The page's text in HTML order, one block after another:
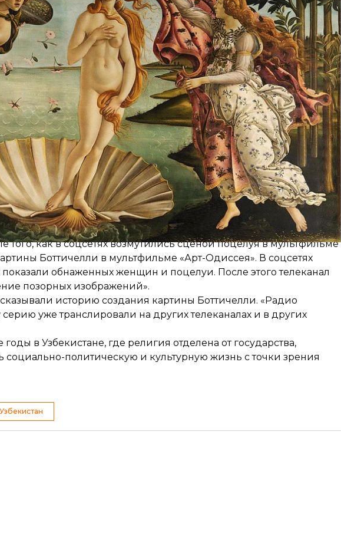
«Радио Свобода».
детей и подростков «Аклвой». Сотрудник рассказал, что
на двух других детских каналах Узбекистана.
вырезать сцены или размывать изображения, противоречащие
например, сцен с поцелуями.
того, как в соцсетях возмутились сценой поцелуя в мультфильме
Боттичелли в мультфильме «Арт-Одиссея». В соцсетях
обнаженных женщин и поцелуи. После этого телеканал
позорных изображений».
историю создания картины Боттичелли. «Радио
серию уже транслировали на других телеканалах и в других
в Узбекистане, где религия отделена от государства,
социально-политическую и культурную жизнь с точки зрения
Узбекистан